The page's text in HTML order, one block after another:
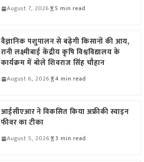
August 7, 2026 5 min read
वैज्ञानिक पशुपालन से बढ़ेगी किसानों की आय,
रानी लक्ष्मीबाई केंद्रीय कृषि विश्वविद्यालय के
कार्यक्रम में बोले शिवराज सिंह चौहान
August 6, 2026 4 min read
आईसीएआर ने विकसित किया अफ्रीकी स्वाइन
फीवर का टीका
August 5, 2026 3 min read